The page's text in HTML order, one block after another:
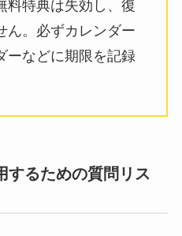
料特典は失効し、復
ん。必ずカレンダー
ーなどに期限を記録
するための質問リス